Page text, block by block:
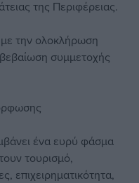
της Περιφέρειας.
την ολοκλήρωση
συμμετοχής
ένα ευρύ φάσμα
τουρισμό,
επιχειρηματικότητα,